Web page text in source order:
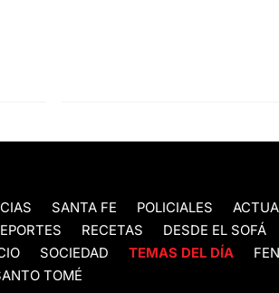
SANTA FE POLICIALES
RECETAS DESDE EL SOFÁ
SOCIEDAD TEMAS DEL DÍA
TOMÉ